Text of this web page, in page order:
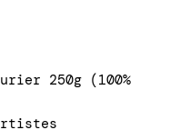
250g (100%